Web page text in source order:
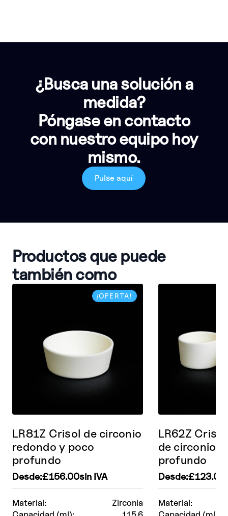
¿Busca una solución a
medida?
Póngase en contacto
con nuestro equipo hoy
mismo.
Pulse aquí
Productos que puede
también como
¡OFERTA!
Material:
Zirconia
LR81Z Crisol de circonio
redondo y poco
profundo
Desde:£156.00sin IVA
Material:
LR62Z
de circonio
profundo
Desde:£123.00